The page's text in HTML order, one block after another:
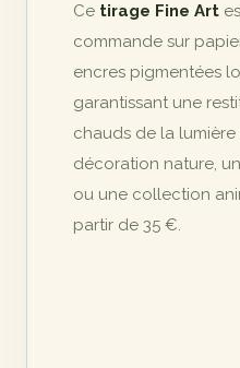
Ce tirage Fine Art
commande sur
encres pigmentées
garantissant une
chauds de la
décoration nature,
ou une collection
partir de 35 €.